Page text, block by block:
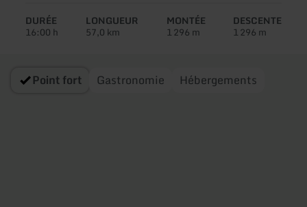
circuit:
DURÉE
16:00 h
LONGUEUR
57,0 km
MONTÉE
1 296 m
DESCENTE
1 296 m
Point fort Gastronomie Hébergements